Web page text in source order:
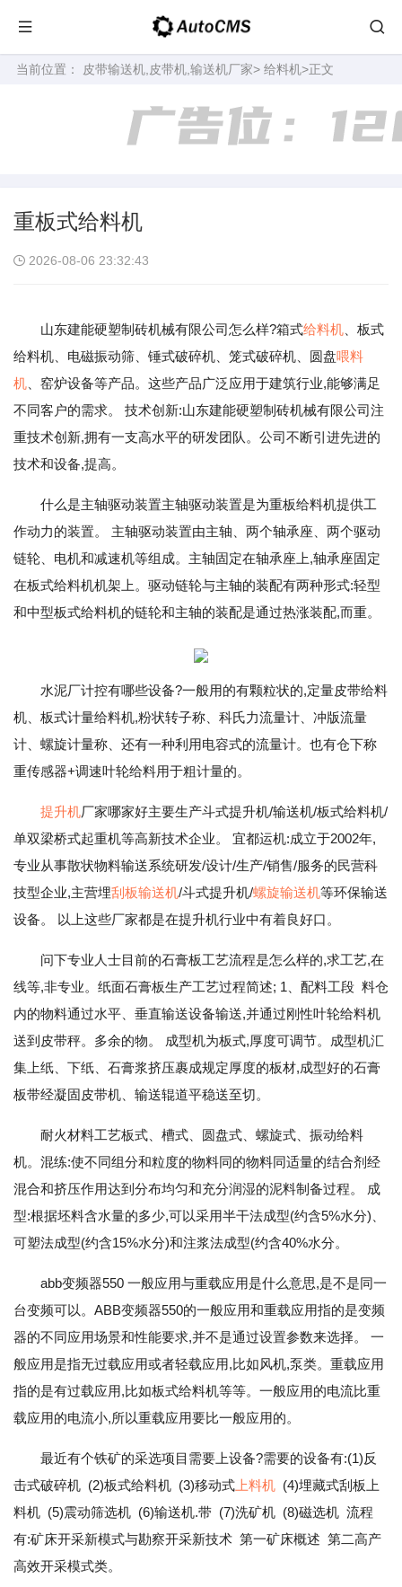
当前位置： 皮带输送机,皮带机,输送机厂家> 给料机>正文
重板式给料机
2026-08-06 23:32:43
山东建能硬塑制砖机械有限公司怎么样?箱式给料机 、板式
给料机、电磁振动筛、锤式破碎机、笼式破碎机、圆盘喂料
机 、窑炉设备等产品。这些产品广泛应用于建筑行业,能够满足
不同客户的需求。 技术创新:山东建能硬塑制砖机械有限公司注
重技术创新,拥有一支高水平的研发团队。公司不断引进先进的
技术和设备,提高。
什么是主轴驱动装置主轴驱动装置是为重板给料机提供工
作动力的装置。 主轴驱动装置由主轴、两个轴承座、两个驱动
链轮、电机和减速机等组成。主轴固定在轴承座上,轴承座固定
在板式给料机机架上。驱动链轮与主轴的装配有两种形式:轻型
和中型板式给料机的链轮和主轴的装配是通过热涨装配,而重。
水泥厂计控有哪些设备?一般用的有颗粒状的,定量皮带给料
机、板式计量给料机,粉状转子称、科氏力流量计、冲版流量
计、螺旋计量称、还有一种利用电容式的流量计。也有仓下称
重传感器+调速叶轮给料用于粗计量的。
提升机厂家哪家好主要生产斗式提升机/输送机/板式给料机/
单双梁桥式起重机等高新技术企业。 宜都运机:成立于2002年,
专业从事散状物料输送系统研发/设计/生产/销售/服务的民营科
技型企业,主营埋刮板输送机/斗式提升机/螺旋输送机等环保输送
设备。 以上这些厂家都是在提升机行业中有着良好口。
问下专业人士目前的石膏板工艺流程是怎么样的,求工艺,在
线等,非专业。纸面石膏板生产工艺过程简述; 1、配料工段 料仓
内的物料通过水平、垂直输送设备输送,并通过刚性叶轮给料机
送到皮带秤。多余的物。 成型机为板式,厚度可调节。成型机汇
集上纸、下纸、石膏浆挤压裹成规定厚度的板材,成型好的石膏
板带经凝固皮带机、输送辊道平稳送至切。
耐火材料工艺板式、槽式、圆盘式、螺旋式、振动给料
机。混练:使不同组分和粒度的物料同的物料同适量的结合剂经
混合和挤压作用达到分布均匀和充分润湿的泥料制备过程。 成
型:根据坯料含水量的多少,可以采用半干法成型(约含5%水分)、
可塑法成型(约含15%水分)和注浆法成型(约含40%水分。
abb变频器550 一般应用与重载应用是什么意思,是不是同一
台变频可以。ABB变频器550的一般应用和重载应用指的是变频
器的不同应用场景和性能要求,并不是通过设置参数来选择。 一
般应用是指无过载应用或者轻载应用,比如风机,泵类。重载应用
指的是有过载应用,比如板式给料机等等。一般应用的电流比重
载应用的电流小,所以重载应用要比一般应用的。
最近有个铁矿的采选项目需要上设备?需要的设备有:(1)反
击式破碎机 (2)板式给料机 (3)移动式 上料机 (4)埋藏式刮板上
料机 (5)震动筛选机 (6)输送机.带 (7)洗矿机 (8)磁选机 流程
有:矿床开采新模式与勘察开采新技术 第一矿床概述 第二高产
高效开采模式类。